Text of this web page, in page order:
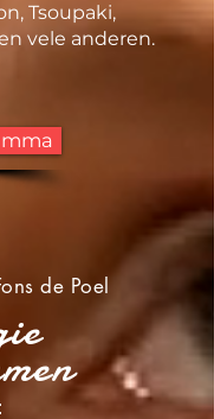
Tsoupaki,
vele anderen.
de Poel